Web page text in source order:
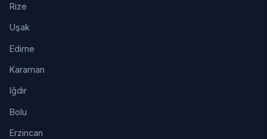
Rize
Uşak
Edirne
Karaman
Iğdır
Bolu
Erzincan